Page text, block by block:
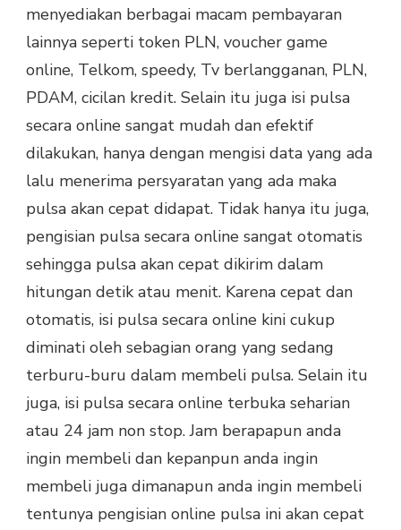
menyediakan berbagai macam pembayaran
lainnya seperti token PLN, voucher game
online, Telkom, speedy, Tv berlangganan, PLN,
PDAM, cicilan kredit. Selain itu juga isi pulsa
secara online sangat mudah dan efektif
dilakukan, hanya dengan mengisi data yang ada
lalu menerima persyaratan yang ada maka
pulsa akan cepat didapat. Tidak hanya itu juga,
pengisian pulsa secara online sangat otomatis
sehingga pulsa akan cepat dikirim dalam
hitungan detik atau menit. Karena cepat dan
otomatis, isi pulsa secara online kini cukup
diminati oleh sebagian orang yang sedang
terburu-buru dalam membeli pulsa. Selain itu
juga, isi pulsa secara online terbuka seharian
atau 24 jam non stop. Jam berapapun anda
ingin membeli dan kepanpun anda ingin
membeli juga dimanapun anda ingin membeli
tentunya pengisian online pulsa ini akan cepat